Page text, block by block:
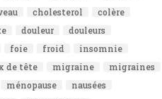
cholesterol
colère
douleur
douleurs
foie froid
insomnie
de tête migraine
migraines
ménopause
nausées